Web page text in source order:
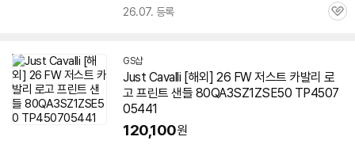
26.07. 등록
관
GS샵
Just Cavalli [해외] 26 FW 저스트 카발리 로
고 프린트 샌들 80QA3SZ1ZSE50 TP4507
05441
120,100원